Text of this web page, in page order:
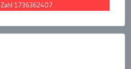
Zahl 1736362407